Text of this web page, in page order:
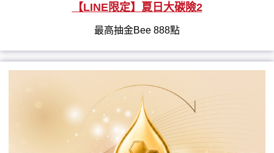
【LINE限定】夏日大碳險2
最高抽金Bee 888點